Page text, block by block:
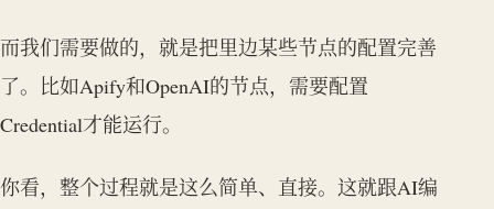
而我们需要做的，就是把里边某些节点的配置完善
了。比如Apify和OpenAI的节点，需要配置
Credential才能运行。
你看，整个过程就是这么简单、直接。这就跟AI编